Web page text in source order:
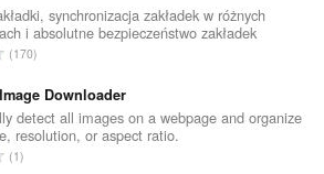
z
b
a
c
e
n
:
a
l
c
z
b
a
k
o
w
t
a
l
synchronizacja zakładek w różnych
i absolutne bezpieczeństwo zakładek
C
ł
k
o
w
170
Downloader
detect all images on a webpage and organize
resolution, or aspect ratio.
C1